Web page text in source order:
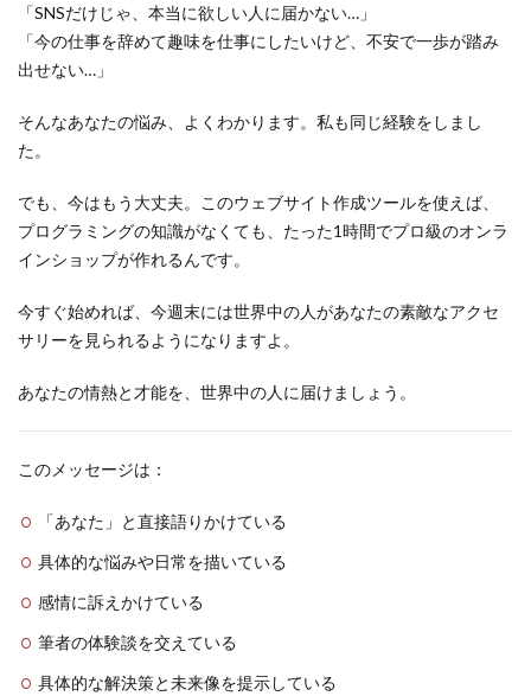
「SNSだけじゃ、本当に欲しい人に届かない…」
「今の仕事を辞めて趣味を仕事にしたいけど、不安で一歩が踏み
出せない…」
そんなあなたの悩み、よくわかります。私も同じ経験をしまし
た。
でも、今はもう大丈夫。このウェブサイト作成ツールを使えば、
プログラミングの知識がなくても、たった1時間でプロ級のオンラ
インショップが作れるんです。
今すぐ始めれば、今週末には世界中の人があなたの素敵なアクセ
サリーを見られるようになりますよ。
あなたの情熱と才能を、世界中の人に届けましょう。
このメッセージは：
「あなた」と直接語りかけている
具体的な悩みや日常を描いている
感情に訴えかけている
筆者の体験談を交えている
具体的な解決策と未来像を提示している